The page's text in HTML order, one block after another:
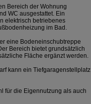
Bereich der Wohnung
WC ausgestattet. Ein
elektrisch betriebenes
im Bad.
eine Bodeneinschubtreppe
Bereich bietet grundsätzlich
Fläche ergänzt werden.
kann ein Tiefgaragenstellplatz
für die Eigennutzung als auch